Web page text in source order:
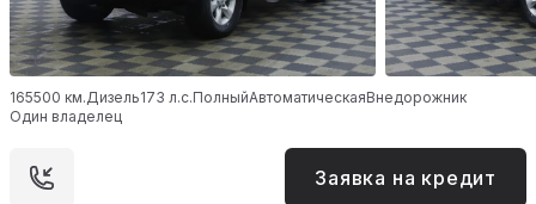
165500 км. Дизель173 л.с.ПолныйАвтоматическаяВнедорожник
Один владелец
Заявка на кредит